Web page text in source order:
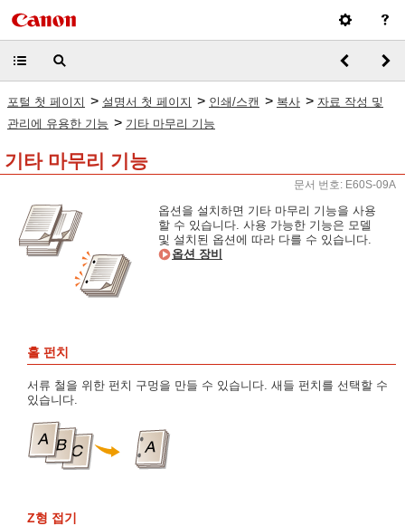
포털 첫 페이지 > 설명서 첫 페이지 > 인쇄/스캔 > 복사 > 자료 작성 및
관리에 유용한 기능 > 기타 마무리 기능
기타 마무리 기능
문서 번호: E60S-09A
옵션을 설치하면 기타 마무리 기능을 사용
할 수 있습니다. 사용 가능한 기능은 모델
및 설치된 옵션에 따라 다를 수 있습니다.
옵션 장비
홀 펀치
서류 철을 위한 펀치 구멍을 만들 수 있습니다. 새들 펀치를 선택할 수
있습니다.
Z형 접기